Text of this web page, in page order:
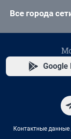
Все города
Google
Контактные данные